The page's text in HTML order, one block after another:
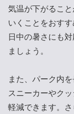
気温が下がるこ
いくことをおす
日中の暑さにも
ましょう。
また、パーク内
スニーカーやク
軽減できます。